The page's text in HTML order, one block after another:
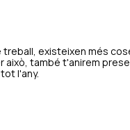
existeixen més
això, també t'anirem
l'any.